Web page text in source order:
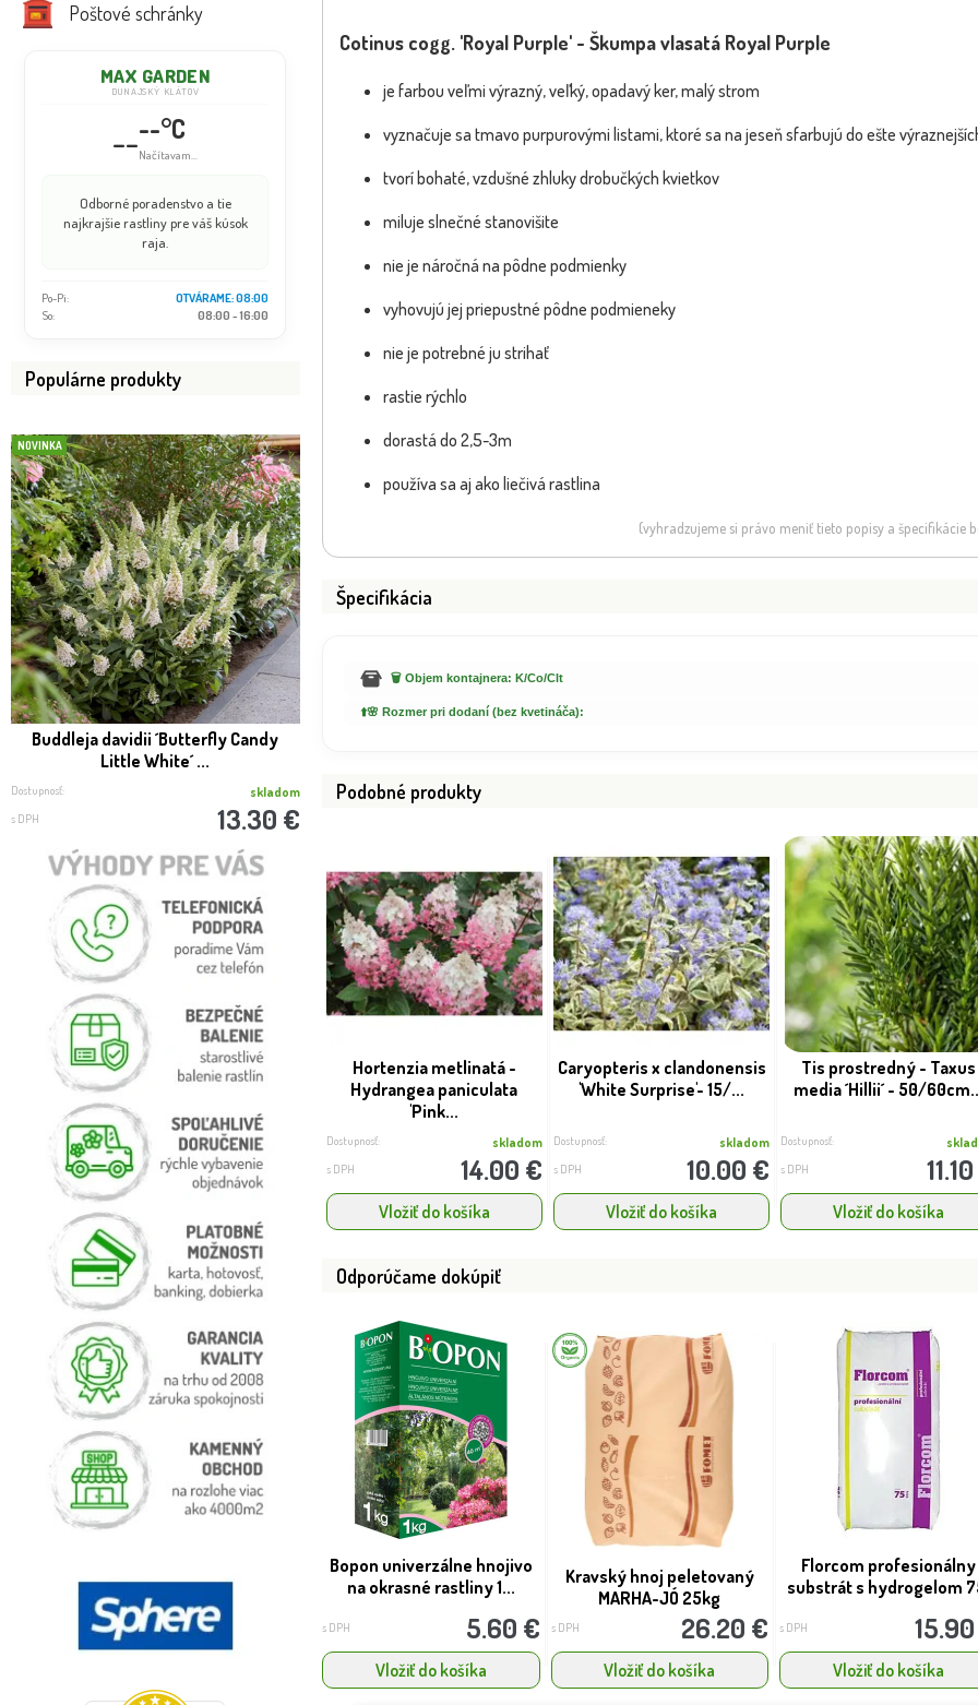
Poštové schránky
MAX GARDEN
DUNAJSKÝ KLÁTOV
----°C
Načítavam...
Odborné poradenstvo a tie
najkrajšie rastliny pre váš kúsok
raja.
Po-Pi:
OTVÁRAME: 08:00
So:
08:00 - 16:00
Populárne produkty
NOVINKA
Buddleja davidii ´Butterfly Candy
Little White´ ...
Dostupnosť: skladom
s DPH 13.30 €
Dostupnosť:
Cotinus cogg. 'Royal Purple' - Škumpa vlasatá Royal Purple
je farbou veľmi výrazný, veľký, opadavý ker, malý strom
vyznačuje sa tmavo purpurovými listami, ktoré sa na jeseň sfarbujú do ešte
tvorí bohaté, vzdušné zhluky drobučkých kvietkov
miluje slnečné stanovišite
nie je náročná na pôdne podmienky
vyhovujú jej priepustné pôdne podmieneky
nie je potrebné ju strihať
rastie rýchlo
dorastá do 2,5-3m
používa sa aj ako liečivá rastlina
(vyhradzujeme si právo meniť tieto popisy a špecifikácie
Špecifikácia
🗑️ Objem kontajnera: K/Co/Clt
⬆️🌸 Rozmer pri dodaní (bez kvetináča):
Podobné produkty
Hortenzia metlinatá -
Hydrangea paniculata
'Pink...
Dostupnosť: skladom
s DPH 14.00 €
Vložiť do košíka
Caryopteris x clandonensis
'White Surprise'- 15/...
Dostupnosť: skladom
s DPH 10.00 €
Vložiť do košíka
Tis prostredný - Taxus
media ´Hillii´ - 50/
Dostupnosť:
s DPH
Vložiť do košíka
Odporúčame dokúpiť
Bopon univerzálne hnojivo
na okrasné rastliny 1...
s DPH 5.60 €
Vložiť do košíka
Kravský hnoj peletovaný
MARHA-JÓ 25kg
s DPH 26.20 €
Vložiť do košíka
Florcom profesionálny
substrát s hydrogelom
s DPH
Vložiť do košíka